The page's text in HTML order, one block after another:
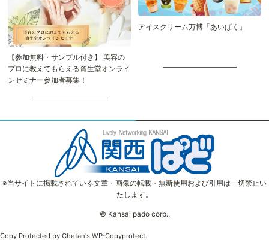
【参加無料・サンプル付き】 美容の
プロに教えてもらえる資生堂オンライ
ンセミナー参加者募集！
アイスクリーム万博「あいぱく」
※当サイトに掲載されている文章・画像の転載・無断使用および引用は一切禁止い
たします。
© Kansai pado corp.,
Copy Protected by Chetan's WP-Copyprotect.